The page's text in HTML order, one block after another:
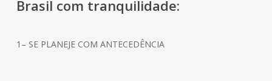
Brasil com tranquilidade:
1– SE PLANEJE COM ANTECEDÊNCIA